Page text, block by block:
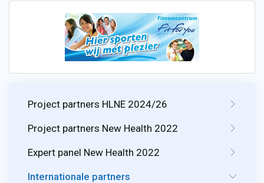
Project partners HLNE 2024/26
Project partners New Health 2022
Expert panel New Health 2022
Internationale partners